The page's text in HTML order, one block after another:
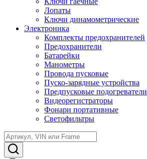
Лопаты
Ключи динамометрические
Электроника
Комплекты предохранителей
Предохранители
Батарейки
Манометры
Провода пусковые
Пуско-зарядные устройства
Предпусковые подогреватели
Видеорегистраторы
Фонари портативные
Светофильтры